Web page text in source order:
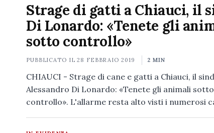
Strage di gatti a Chiauci, il
Di Lonardo: «Tenete gli
sotto controllo»
PUBBLICATO IL28 FEBBRAIO 2019 2 MIN
CHIAUCI - Strage di cane e gatti a Chiauci, il
Alessandro Di Lonardo: «Tenete gli animali
controllo». L'allarme resta alto visti i numerosi